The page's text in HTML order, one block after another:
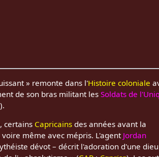
» remonte dans l'Histoire coloniale
de son bras militant lesSoldats de
).
certains Capricains des années avant la
même avec mépris. L'agent Jordan
dévot – décrit l'adoration d'une dieu